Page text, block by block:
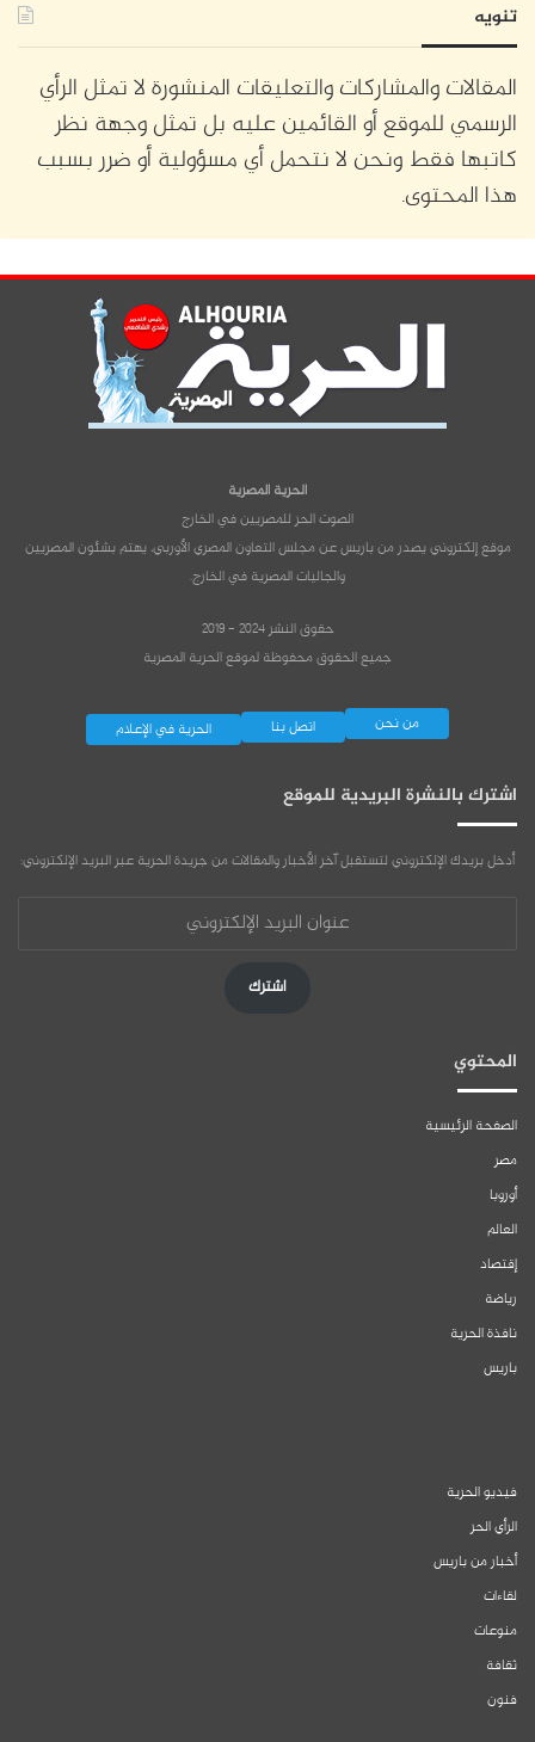
تنويه
المقالات والمشاركات والتعليقات المنشورة لا تمثل الرأي
الرسمي للموقع أو القائمين عليه بل تمثل وجهة نظر
كاتبها فقط ونحن لا نتحمل أي مسؤولية أو ضرر بسبب
هذا المحتوى.
الحرية المصرية
الصوت الحر للمصريين في الخارج
موقع إلكتروني يصدر من باريس عن مجلس التعاون المصري الأوربي، يهتم بشئون المصريين
والجاليات المصرية في الخارج.
حقوق النشر 2024 - 2019
جميع الحقوق محفوظة لموقع الحرية المصرية
من نحن اتصل بنا الحرية في الإعلام
اشترك بالنشرة البريدية للموقع
أدخل بريدك الإلكتروني لتستقبل آخر الأخبار والمقالات من جريدة الحرية عبر البريد الإلكتروني:
اشترك
المحتوي
الصفحة الرئيسية
مصر
أوروبا
العالم
إقتصاد
رياضة
نافذة الحرية
باريس
فيديو الحرية
الرأي الحر
أخبار من باريس
لقاءات
منوعات
ثقافة
فنون